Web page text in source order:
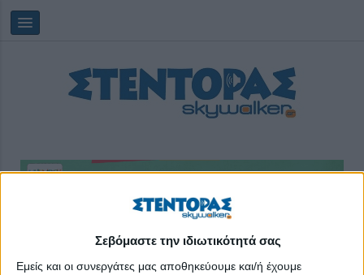
Σεβόμαστε την ιδιωτικότητά σας
Εμείς και οι συνεργάτες μας αποθηκεύουμε και/ή έχουμε
Παρασκευή, 07/08/2026 17:44:08